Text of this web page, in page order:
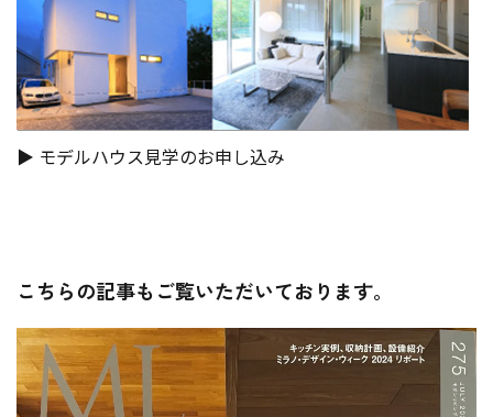
▶︎ モデルハウス見学のお申し込み
こちらの記事もご覧いただいております。